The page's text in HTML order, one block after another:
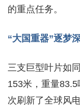
的重点任务。
“大国重器”逐梦
三支巨型叶片如
153米，重量
次刷新了全球风